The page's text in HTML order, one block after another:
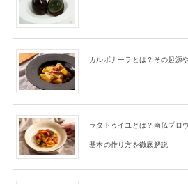
カルボナーラとは？その起源
ラタトゥイユとは？南仏プロ
基本の作り方を徹底解説